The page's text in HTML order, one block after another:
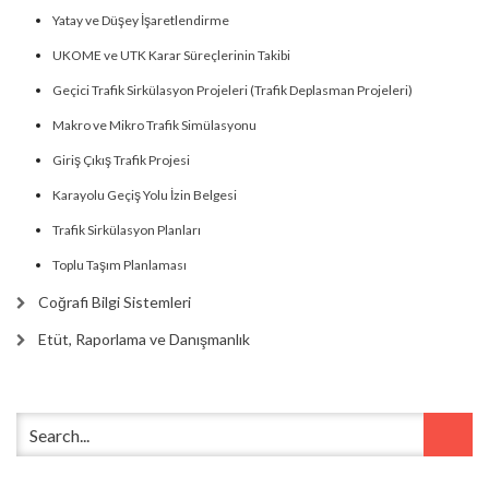
Yatay ve Düşey İşaretlendirme
UKOME ve UTK Karar Süreçlerinin Takibi
Geçici Trafik Sirkülasyon Projeleri (Trafik Deplasman Projeleri)
Makro ve Mikro Trafik Simülasyonu
Giriş Çıkış Trafik Projesi
Karayolu Geçiş Yolu İzin Belgesi
Trafik Sirkülasyon Planları
Toplu Taşım Planlaması
Coğrafi Bilgi Sistemleri
Etüt, Raporlama ve Danışmanlık